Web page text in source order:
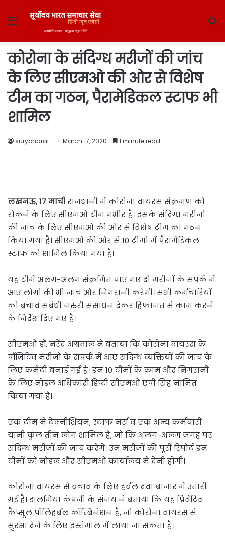
Menu
कोरोना के संदिग्ध मरीजों की जांच
के लिए सीएमओ की ओर से विशेष
टीम का गठन, पैरामेडिकल स्टाफ भी
शामिल
surybharat March 17, 2020 1 minute read
लखनऊ, 17 मार्च।राजधानी में कोरोना वायरस संक्रमण को
रोकने के लिए सीएमओ टीम गंभीर है। इसके संदिग्ध मरीजों
की जांच के लिए सीएमओ की ओर से विशेष टीम का गठन
किया गया है। सीएमओ की ओर से 10 टीमों में पैरामेडिकल
स्टाफ को शामिल किया गया है।
यह टीमें अलग-अलग संक्रमित पाए गए दो मरीजों के संपर्क में
आए लोगों की भी जांच और निगरानी करेगी। सभी कर्मचारियों
को बचाव संबंधी जरुरी संसाधन देकर हिफाजत से काम करने
के निर्देश दिए गए हैं।
सीएमओ डॉ. नरेंद्र अग्रवाल ने बताया कि कोरोना वायरस के
पॉजिटिव मरीजों के संपर्क में आए संदिग्ध व्यक्तियों की जांच के
लिए कमेटी बनाई गई है। इन 10 टीमों के काम और निगरानी
के लिए नोडल अधिकारी डिप्टी सीएमओ एपी सिंह नामित
किया गया है।
एक टीम में टेक्नीशियन, स्टाफ नर्स व एक अन्य कर्मचारी
यानी कुल तीन लोग शामिल हैं, जो कि अलग-अलग जगह पर
संदिग्ध मरीजों की जांच करेंगे। उन मरीजों की पूरी रिपोर्ट इन
टीमों को नोडल और सीएमओ कार्यालय में देनी होगी।
कोरोना वायरस से बचाव के लिए हर्बल दवा बाजार में उतारी
गई है। डालमिया कंपनी के संजय ने बताया कि यह प्रिवेंटिव
कैप्सूल पॉलिहर्बल कॉम्बिनेशन है, जो कोरोना वायरस से
सुरक्षा देने के लिए इस्तेमाल में लाया जा सकता है।